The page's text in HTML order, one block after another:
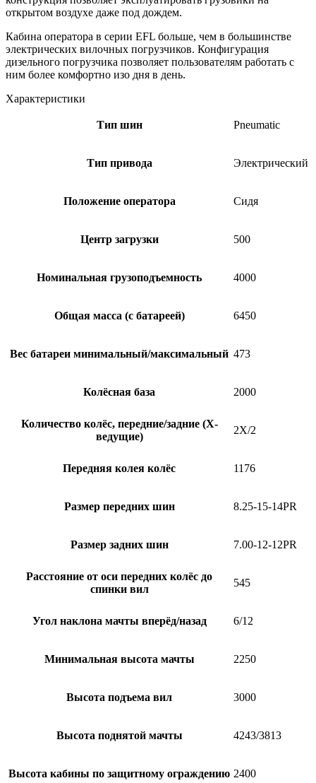
открытом воздухе даже под дождем.
Кабина оператора в серии EFL больше, чем в большинстве
электрических вилочных погрузчиков. Конфигурация
дизельного погрузчика позволяет пользователям работать с
ним более комфортно изо дня в день.
Характеристики
Тип шин Pneumatic
Тип привода Электрический
Положение оператора Сидя
Центр загрузки 500
Номинальная грузоподъемность 4000
Общая масса (с батареей) 6450
Вес батареи минимальный/максимальный 473
Колёсная база 2000
Количество колёс, передние/задние (Х-
ведущие)
2X/2
Передняя колея колёс 1176
Размер передних шин 8.25-15-14PR
Размер задних шин 7.00-12-12PR
Расстояние от оси передних колёс до
спинки вил
545
Угол наклона мачты вперёд/назад 6/12
Минимальная высота мачты 2250
Высота подъема вил 3000
Высота поднятой мачты 4243/3813
Высота кабины по защитному ограждению 2400